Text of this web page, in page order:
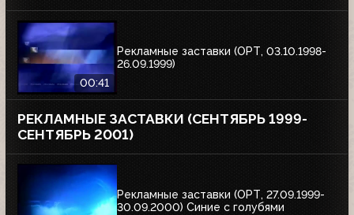
00:41
Рекламные заставки (ОРТ, 03.10.1998-
26.09.1999)
РЕКЛАМНЫЕ ЗАСТАВКИ (СЕНТЯБРЬ 1999-
СЕНТЯБРЬ 2001)
Рекламные заставки (ОРТ, 27.09.1999-
30.09.2000) Синие с голубями